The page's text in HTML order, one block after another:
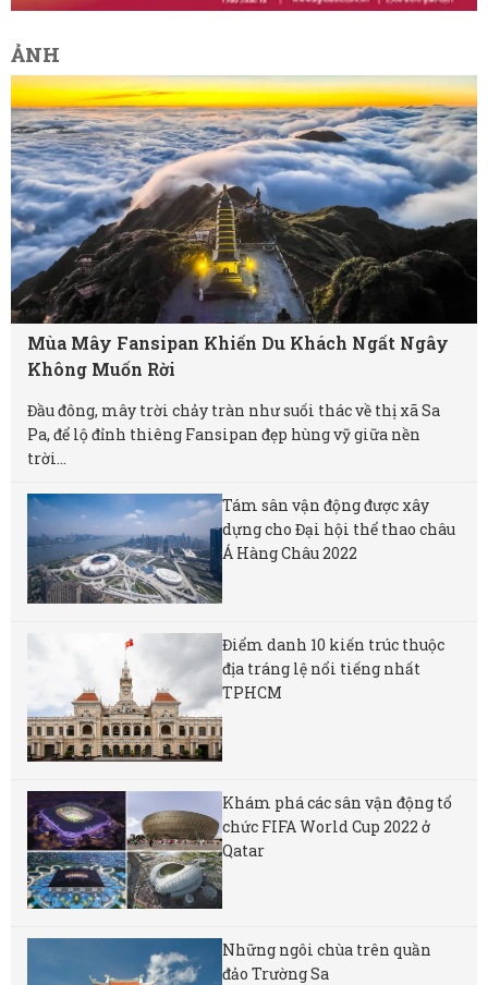
ẢNH
Mùa Mây Fansipan Khiến Du Khách Ngất Ngây
Không Muốn Rời
Đầu đông, mây trời chảy tràn như suối thác về thị xã Sa
Pa, để lộ đỉnh thiêng Fansipan đẹp hùng vỹ giữa nền
trời...
Tám sân vận động được xây
dựng cho Đại hội thể thao châu
Á Hàng Châu 2022
Điểm danh 10 kiến trúc thuộc
địa tráng lệ nổi tiếng nhất
TPHCM
Khám phá các sân vận động tổ
chức FIFA World Cup 2022 ở
Qatar
Những ngôi chùa trên quần
đảo Trường Sa